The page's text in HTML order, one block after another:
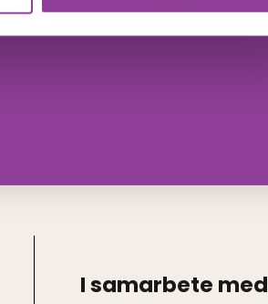
I samarbete med